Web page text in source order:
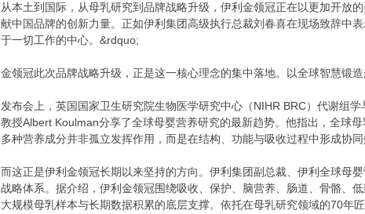
从本土到国际，从母乳研究到品牌战略升级，伊利金领冠正在以更加开放
献中国品牌的创新力量。正如伊利集团高级执行总裁刘春喜在现场致辞中
于一切工作的中心。&rdquo;
金领冠此次品牌战略升级，正是这一核心理念的集中落地。以全球智慧锻
发布会上，英国国家卫生研究院生物医学研究中心（NIHR BRC）代谢组
教授Albert Koulman分享了全球母婴营养研究的最新趋势。他指出，全球
多种营养成分并非孤立发挥作用，而是在结构、功能与吸收过程中形成协同
而这正是伊利金领冠长期以来坚持的方向。伊利集团副总裁、伊利全球母
战略体系。据介绍，伊利金领冠围绕吸收、保护、脑营养、肠道、骨骼、
大规模母乳样本与长期数据积累的底层支撑。依托在母乳研究领域的70